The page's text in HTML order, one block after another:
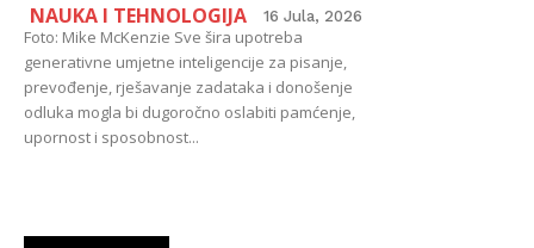
NAUKA I TEHNOLOGIJA 16 Jula, 2026
Foto: Mike McKenzie Sve šira upotreba
generativne umjetne inteligencije za pisanje,
prevođenje, rješavanje zadataka i donošenje
odluka mogla bi dugoročno oslabiti pamćenje,
upornost i sposobnost...